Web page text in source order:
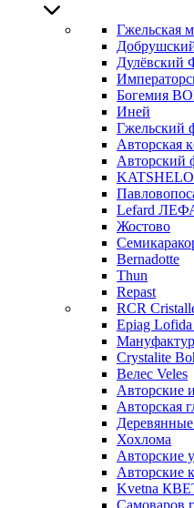
Гжельская
Дулёвский
Богемия
Иней
Гжельский
Авторская
Авторский
Lefard
Жостово
Bernadotte
Thun
Repast
RCR
Epiag Lofida
Crystalite
Велес Veles
Авторские
Авторская
Хохлома
Авторские
Авторские
Kvetna
Самоваров